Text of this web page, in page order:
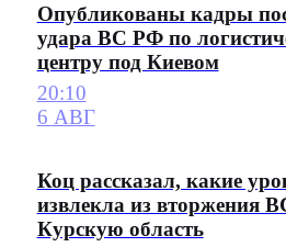
Опубликованы кадры
удара ВС РФ по
центру под Киевом
20:10
6 АВГ
Коц рассказал, какие
извлекла из вторжения
Курскую область